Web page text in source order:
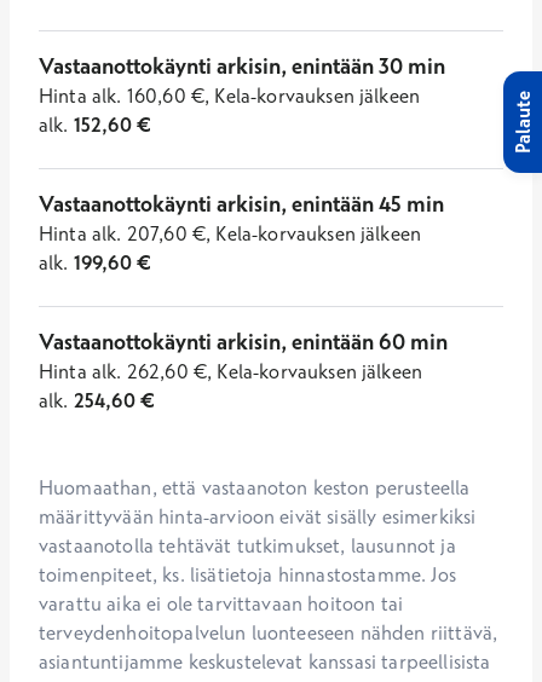
Vastaanottokäynti arkisin, enintään 30 min
Hinta alk. 160,60 €, Kela-korvauksen jälkeen
alk. 152,60€
Vastaanottokäynti arkisin, enintään 45 min
Hinta alk. 207,60 €, Kela-korvauksen jälkeen
alk. 199,60€
Vastaanottokäynti arkisin, enintään 60 min
Hinta alk. 262,60 €, Kela-korvauksen jälkeen
alk. 254,60€
Huomaathan, että vastaanoton keston perusteella
määrittyvään hinta-arvioon eivät sisälly esimerkiksi
vastaanotolla tehtävät tutkimukset, lausunnot ja
toimenpiteet, ks. lisätietoja hinnastostamme. Jos
varattu aika ei ole tarvittavaan hoitoon tai
terveydenhoitopalvelun luonteeseen nähden riittävä,
asiantuntijamme keskustelevat kanssasi tarpeellisista
Palaute